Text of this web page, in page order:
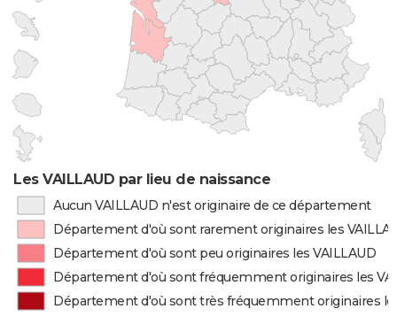
Les VAILLAUD par lieu de naissance
Aucun VAILLAUD n'est originaire de ce département
Département d'où sont rarement originaires les
Département d'où sont peu originaires les VAILLAUD
Département d'où sont fréquemment originaires les
Département d'où sont très fréquemment originaires